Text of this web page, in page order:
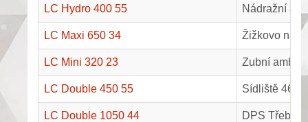
LC Hydro 400 55 Nádražní
LC Maxi 650 34 Žižkovo
LC Mini 320 23 Zubní
LC Double 450 55 Sídliště 462,
LC Double 1050 44 DPS